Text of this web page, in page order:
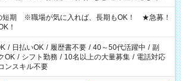
整できます！ お気軽に担当へ相談ください！
短期 ※職場が気に入れば、長期もOK！ ★急募！
！
/ 日払いOK / 履歴書不要 / 40～50代活躍中 / 副
OK / シフト勤務 / 10名以上の大量募集 / 電話対応
ンスキル不要